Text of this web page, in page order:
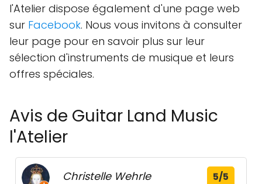
l'Atelier dispose également d'une page web
sur Facebook. Nous vous invitons à consulter
leur page pour en savoir plus sur leur
sélection d'instruments de musique et leurs
offres spéciales.
Avis de Guitar Land Music
l'Atelier
Christelle Wehrle 5/5